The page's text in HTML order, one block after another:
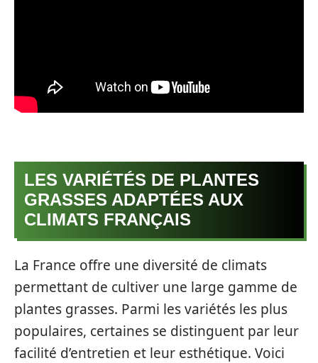
LES VARIÉTÉS DE PLANTES
GRASSES ADAPTÉES AUX
CLIMATS FRANÇAIS
La France offre une diversité de climats
permettant de cultiver une large gamme de
plantes grasses. Parmi les variétés les plus
populaires, certaines se distinguent par leur
facilité d’entretien et leur esthétique. Voici